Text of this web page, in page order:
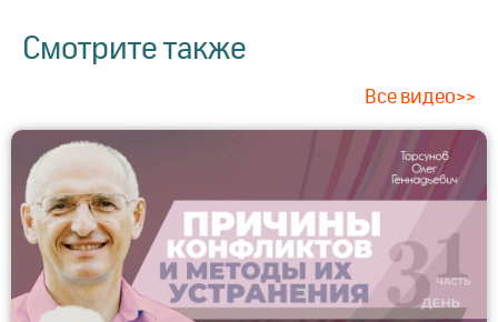
Смотрите также
Все видео>>